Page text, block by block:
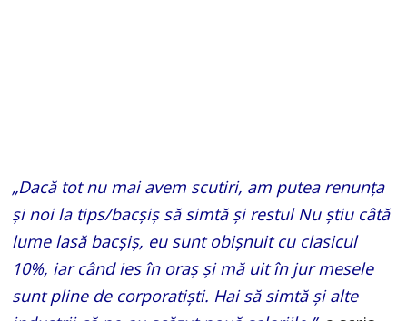
„Dacă tot nu mai avem scutiri, am putea renunţa
şi noi la tips/bacşiş să simtă şi restul Nu ştiu câtă
lume lasă bacşiş, eu sunt obişnuit cu clasicul
10%, iar când ies în oraş şi mă uit în jur mesele
sunt pline de corporatişti. Hai să simtă şi alte